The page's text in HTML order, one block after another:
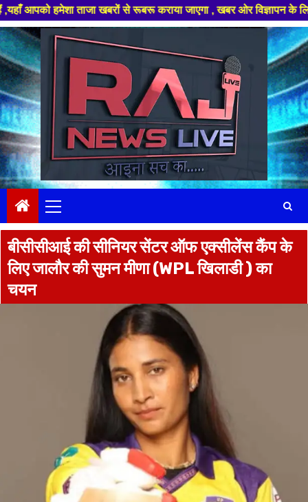
ताजा खबरों से रूबरू कराया जाएगा , खबर ओर विज्ञापन के लिए संपर्क
Skip
to
content
Menu
बीसीसीआई की सीनियर सेंटर ऑफ एक्सीलेंस कैंप के
लिए जालौर की सुमन मीणा (WPL खिलाडी ) का
चयन